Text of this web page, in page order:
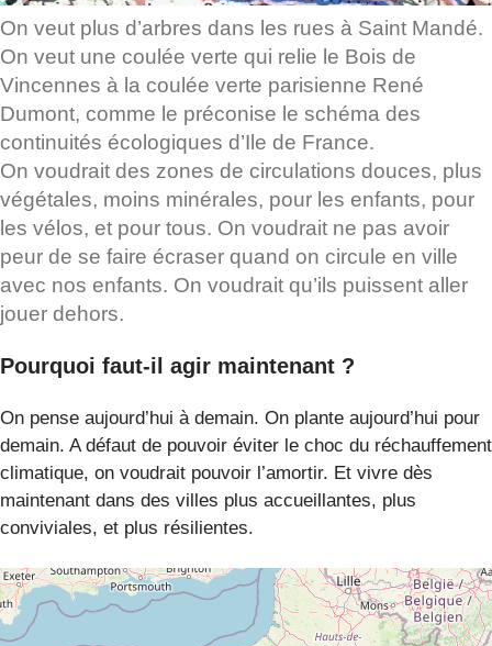
On veut plus d’arbres dans les rues à Saint Mandé.
On veut une coulée verte qui relie le Bois de
Vincennes à la coulée verte parisienne René
Dumont, comme le préconise le schéma des
continuités écologiques d’Ile de France.
On voudrait des zones de circulations douces, plus
végétales, moins minérales, pour les enfants, pour
les vélos, et pour tous. On voudrait ne pas avoir
peur de se faire écraser quand on circule en ville
avec nos enfants. On voudrait qu’ils puissent aller
jouer dehors.
Pourquoi faut-il agir maintenant ?
On pense aujourd’hui à demain. On plante aujourd’hui pour
demain. A défaut de pouvoir éviter le choc du réchauffement
climatique, on voudrait pouvoir l’amortir. Et vivre dès
maintenant dans des villes plus accueillantes, plus
conviviales, et plus résilientes.